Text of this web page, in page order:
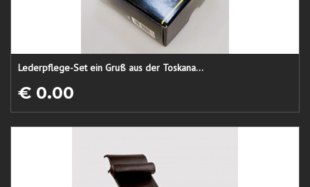
Lederpflege-Set ein Gruß aus der Toskana...
€ 0.00